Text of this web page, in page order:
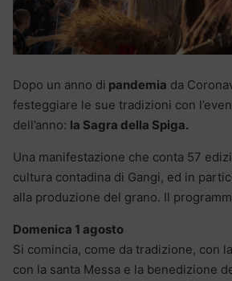
Dopo un anno di pandemia da
festeggiare le sue tradizioni con
dell’anno: la Sagra della Spiga.
Una manifestazione che conta 57
cultura contadina di Gangi, ed in
alla produzione del grano. Il
Domenica 1 agosto
Si comincia, come da tradizione, con
con la santa Messa e la benedizione